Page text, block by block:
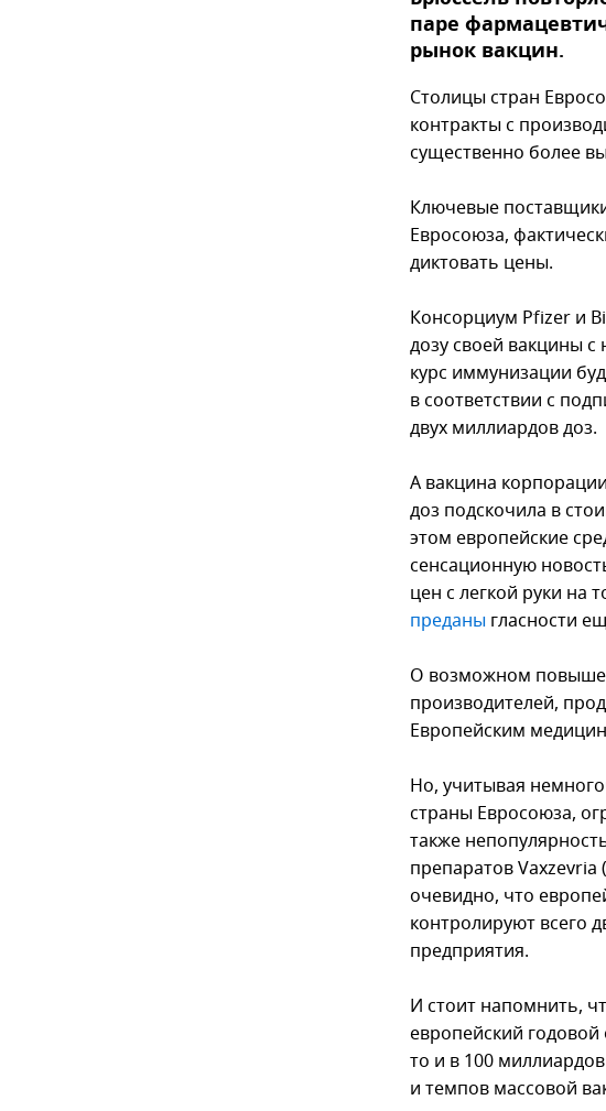
паре
рынок вакцин.
Столицы стран
контракты с
существенно более
Ключевые
Евросоюза,
диктовать цены.
Консорциум Pfizer и
дозу своей вакцины
курс иммунизации
в соответствии с
двух миллиардов доз.
А вакцина
доз подскочила в
этом европейские
сенсационную
цен с легкой руки на
преданы гласности
О возможном
производителей,
Европейским
Но, учитывая
страны Евросоюза,
также
препаратов Vaxzevria
очевидно, что
контролируют всего
предприятия.
И стоит напомнить,
европейский
то и в 100
и темпов массовой